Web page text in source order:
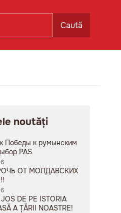
Caută
noutăți
Победы к румынским
PAS
ОТ МОЛДАВСКИХ
DE PE ISTORIA
A ȚĂRII NOASTRE!